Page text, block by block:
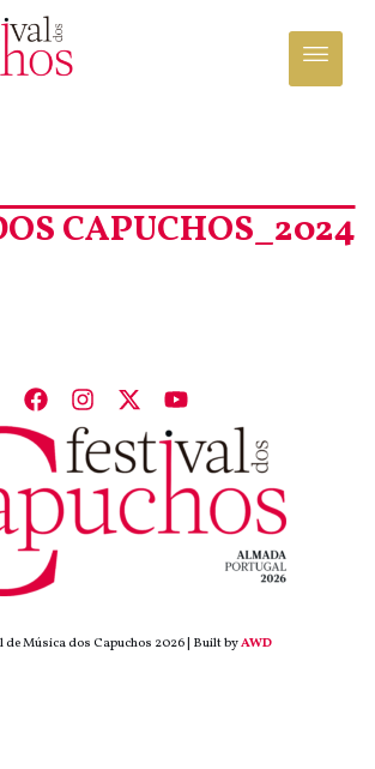
CAPUCHOS_2024
Música dos Capuchos 2026 | Built byAWD